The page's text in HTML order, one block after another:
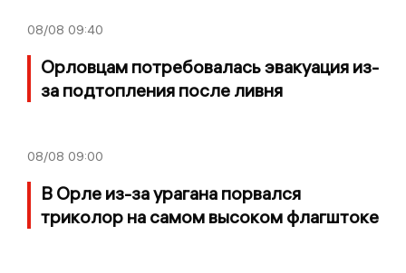
08/08 09:40
Орловцам потребовалась эвакуация из-
за подтопления после ливня
08/08 09:00
В Орле из-за урагана порвался
триколор на самом высоком флагштоке